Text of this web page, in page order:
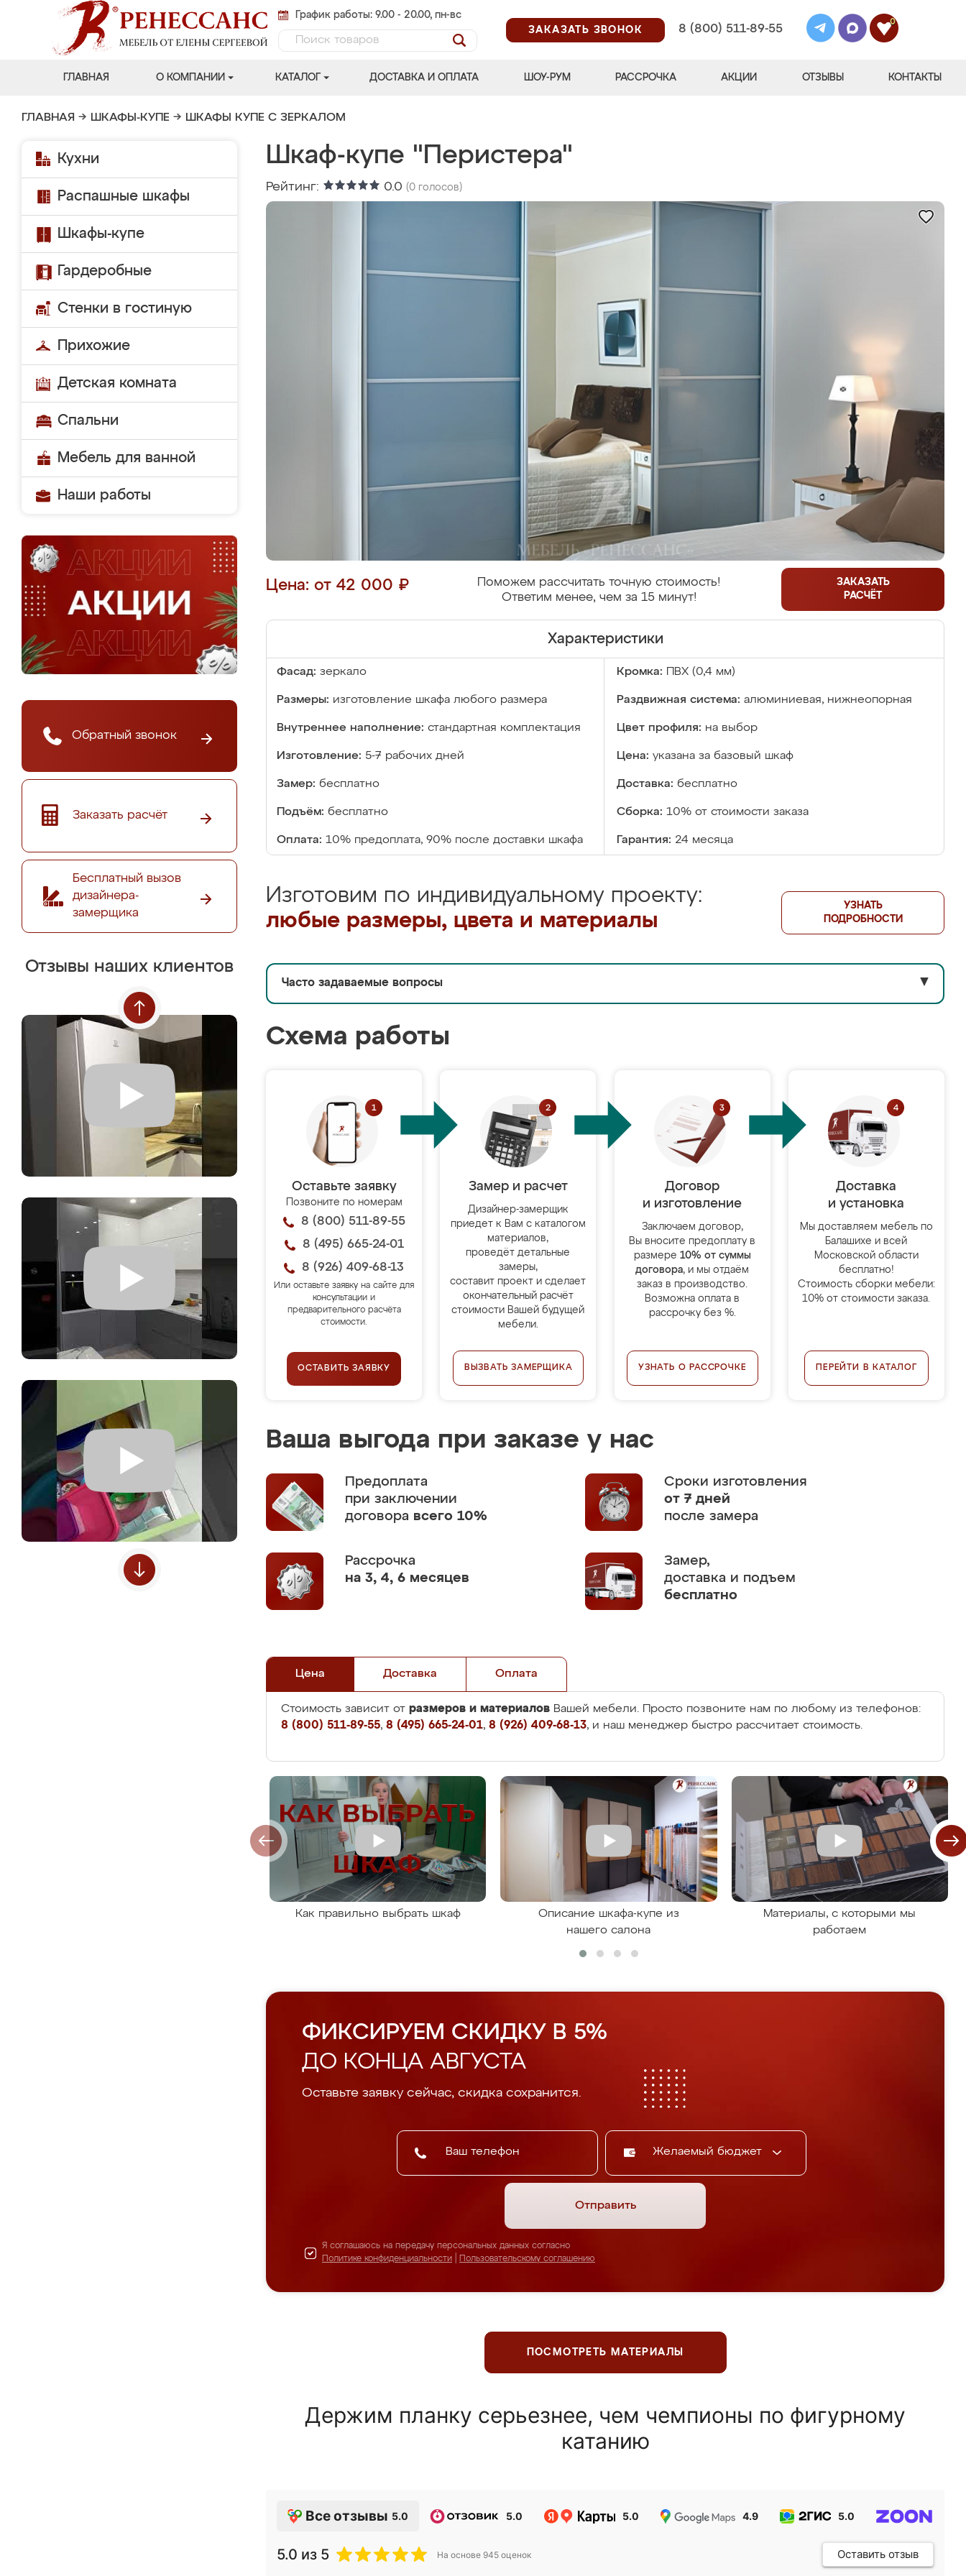
График работы: 9.00 - 20.00, пн-вс
ЗАКАЗАТЬ ЗВОНОК
8 (800) 511-89-55
0
ГЛАВНАЯ О КОМПАНИИ КАТАЛОГ ДОСТАВКА И ОПЛАТА ШОУ-РУМ РАССРОЧКА АКЦИИ ОТЗЫВЫ КОНТАКТЫ
ГЛАВНАЯ → ШКАФЫ-КУПЕ → ШКАФЫ КУПЕ С ЗЕРКАЛОМ
Кухни
Распашные шкафы
Шкафы-купе
Гардеробные
Стенки в гостиную
Прихожие
Детская комната
Спальни
Мебель для ванной
Наши работы
Обратный звонок
Заказать расчёт
Бесплатный вызов
дизайнера-
замерщика
Отзывы наших клиентов
Шкаф-купе "Перистера"
Рейтинг: 0.0 (0 голосов)
Цена: от 42 000 ₽
Поможем рассчитать точную стоимость!
Ответим менее, чем за 15 минут!
ЗАКАЗАТЬ
РАСЧЁТ
Характеристики
Фасад: зеркало Кромка: ПВХ (0,4 мм)
Размеры: изготовление шкафа любого размера Раздвижная система: алюминиевая, нижнеопорная
Внутреннее наполнение: стандартная комплектация Цвет профиля: на выбор
Изготовление: 5-7 рабочих дней Цена: указана за базовый шкаф
Замер: бесплатно Доставка: бесплатно
Подъём: бесплатно Сборка: 10% от стоимости заказа
Оплата: 10% предоплата, 90% после доставки шкафа Гарантия: 24 месяца
Изготовим по индивидуальному проекту:
любые размеры, цвета и материалы
УЗНАТЬ
ПОДРОБНОСТИ
Часто задаваемые вопросы ▼
Схема работы
Оставьте заявку
Позвоните по номерам
8 (800) 511-89-55
8 (495) 665-24-01
8 (926) 409-68-13
Или оставьте заявку на сайте для
консультации и
предварительного расчёта
стоимости.
ОСТАВИТЬ ЗАЯВКУ
Замер и расчет
Дизайнер-замерщик
приедет к Вам с каталогом
материалов,
проведёт детальные
замеры,
составит проект и сделает
окончательный расчёт
стоимости Вашей будущей
мебели.
ВЫЗВАТЬ ЗАМЕРЩИКА
Договор
и изготовление
Заключаем договор,
Вы вносите предоплату в
размере 10% от суммы
договора, и мы отдаём
заказ в производство.
Возможна оплата в
рассрочку без %.
УЗНАТЬ О РАССРОЧКЕ
Доставка
и установка
Мы доставляем мебель по
Балашихе и всей
Московской области
бесплатно!
Стоимость сборки мебели:
10% от стоимости заказа.
ПЕРЕЙТИ В КАТАЛОГ
Ваша выгода при заказе у нас
Предоплата
при заключении
договора всего 10%
Сроки изготовления
от 7 дней
после замера
Рассрочка
на 3, 4, 6 месяцев
Замер,
доставка и подъем
бесплатно
Цена Доставка Оплата
Стоимость зависит от размеров и материалов Вашей мебели. Просто позвоните нам по любому из телефонов:
8 (800) 511-89-55, 8 (495) 665-24-01, 8 (926) 409-68-13, и наш менеджер быстро рассчитает стоимость.
Как правильно выбрать шкаф
Описание шкафа-купе из
нашего салона
Материалы, с которыми мы
работаем
ФИКСИРУЕМ СКИДКУ В 5%
ДО КОНЦА АВГУСТА
Оставьте заявку сейчас, скидка сохранится.
Желаемый бюджет
Отправить
Я соглашаюсь на передачу персональных данных согласно
Политике конфиденциальности
Пользовательскому соглашению
ПОСМОТРЕТЬ МАТЕРИАЛЫ
Держим планку серьезнее, чем чемпионы по фигурному
катанию
Все отзывы 5.0 5.0 5.0 4.9 5.0
5.0 из 5 На основе 945 оценок Оставить отзыв